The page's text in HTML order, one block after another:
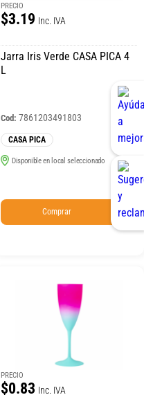
PRECIO
$3.19 Inc. IVA
Jarra Iris Verde CASA PICA 4
L
Cod: 7861203491803
CASA PICA
Disponible en local seleccionado
Comprar
PRECIO
$0.83 Inc. IVA